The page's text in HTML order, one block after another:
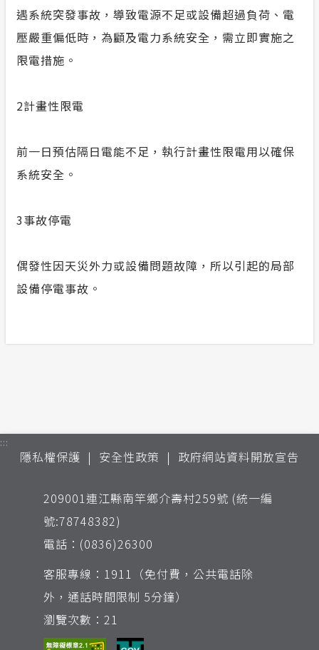
遇系統突發事故，導致電源不足或設備超過負荷、電
壓嚴重偏低時，為顧及電力系統安全，需立即實施之
限電措施。
2計畫性限電
前一日預估隔日電能不足，執行計畫性限電用以確保
系統安全。
3事故停電
偶發性因天災外力或設備問題故障，所以引起的局部
設備停電事故。
:::
隱私權保護 安全性政策 政府網站資料開放宣告
209001連江縣南竿鄉介壽村259號 (統一編
號:78748382)
電話：(0836)26300
客服專線：1911（免付費，公共電話除
外，通話時間限制 5分鐘）
瀏覽次數：21